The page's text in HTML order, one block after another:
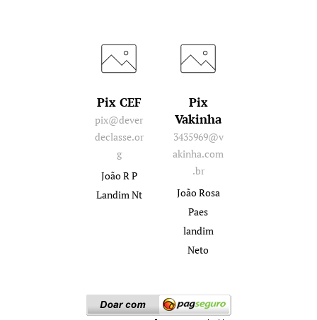
Pix CEF
pix@dever
declasse.or
g
João R P
Landim Nt
Pix
Vakinha
3435969@v
akinha.com
.br
João Rosa
Paes
landim
Neto